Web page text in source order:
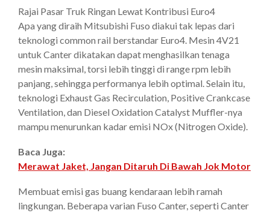
Rajai Pasar Truk Ringan Lewat Kontribusi Euro4
Apa yang diraih Mitsubishi Fuso diakui tak lepas dari
teknologi common rail berstandar Euro4. Mesin 4V21
untuk Canter dikatakan dapat menghasilkan tenaga
mesin maksimal, torsi lebih tinggi di range rpm lebih
panjang, sehingga performanya lebih optimal. Selain itu,
teknologi Exhaust Gas Recirculation, Positive Crankcase
Ventilation, dan Diesel Oxidation Catalyst Muffler-nya
mampu menurunkan kadar emisi NOx (Nitrogen Oxide).
Baca Juga:
Merawat Jaket, Jangan Ditaruh Di Bawah Jok Motor
Membuat emisi gas buang kendaraan lebih ramah
lingkungan. Beberapa varian Fuso Canter, seperti Canter